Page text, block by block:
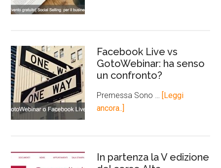
Facebook Live vs
GotoWebinar: ha senso
un confronto?
Premessa Sono …
[Leggi
ancora..]
In partenza la V edizione